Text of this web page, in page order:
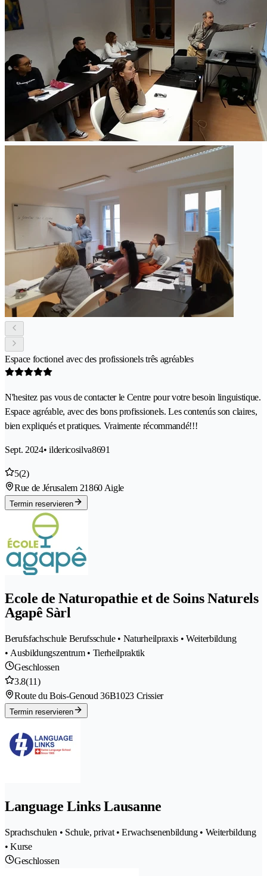
Espace foctionel avec des profissionels três agréables
N'hesitez pas vous de contacter le Centre pour votre besoin linguistique.
Espace agréable, avec des bons profissionels. Les contenús son claires,
bien expliqués et pratiques. Vraimente récommandé!!!
Sept. 2024• ildericosilva8691
5(2)
Rue de Jérusalem 21860 Aigle
Termin reservieren
Ecole de Naturopathie et de Soins Naturels
Agapê Sàrl
Berufsfachschule Berufsschule • Naturheilpraxis • Weiterbildung
• Ausbildungszentrum • Tierheilpraktik
Geschlossen
3.8(11)
Route du Bois-Genoud 36B1023 Crissier
Termin reservieren
Language Links Lausanne
Sprachschulen • Schule, privat • Erwachsenenbildung • Weiterbildung
• Kurse
Geschlossen